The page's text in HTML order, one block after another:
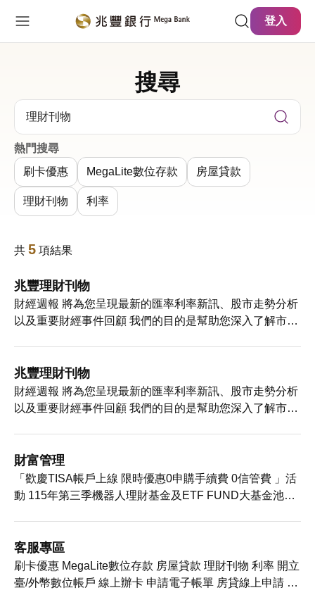
登入
搜尋
關鍵字搜尋
熱門搜尋
刷卡優惠
MegaLite數位存款 房屋貸款
理財刊物 利率
共 5 項結果
兆豐理財刊物
財經週報 將為您呈現最新的匯率利率新訊、股市走勢分析
以及重要財經事件回顧 我們的目的是幫助您深入了解市場
2026年8月3日投資研究週報 2026年8月3日投資研究週報
2026年8月3日國際經濟金融週報
兆豐理財刊物
財經週報 將為您呈現最新的匯率利率新訊、股市走勢分析
以及重要財經事件回顧 我們的目的是幫助您深入了解市場
2026年8月3日投資研究週報 2026年8月3日投資研究週報
2026年8月3日國際經濟金融週報
財富管理
「歡慶TISA帳戶上線 限時優惠0申購手續費 0信管費 」活
動 115年第三季機器人理財基金及ETF FUND大基金池，
客服專區
刷卡優惠 MegaLite數位存款 房屋貸款 理財刊物 利率 開立
臺/外幣數位帳戶 線上辦卡 申請電子帳單 房貸線上申請 信